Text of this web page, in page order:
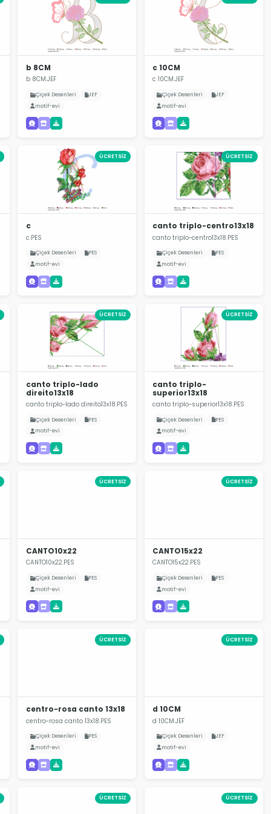
b 8CM
b 8CM.JEF
Çiçek Desenleri
JEF
motif-evi
c 10CM
c 10CM.JEF
Çiçek Desenleri
JEF
motif-evi
ÜCRETSİZ
c
c.PES
Çiçek Desenleri
PES
motif-evi
ÜCRETSİZ
canto triplo-centro13x18
canto triplo-centro13x18.PES
Çiçek Desenleri
PES
motif-evi
ÜCRETSİZ
canto triplo-lado
direito13x18
canto triplo-lado direito13x18.PES
Çiçek Desenleri
PES
motif-evi
ÜCRETSİZ
canto triplo-
superior13x18
canto triplo-superior13x18.PES
Çiçek Desenleri
PES
motif-evi
ÜCRETSİZ
CANTO10x22
CANTO10x22.PES
Çiçek Desenleri
PES
motif-evi
ÜCRETSİZ
CANTO15x22
CANTO15x22.PES
Çiçek Desenleri
PES
motif-evi
ÜCRETSİZ
centro-rosa canto 13x18
centro-rosa canto 13x18.PES
Çiçek Desenleri
PES
motif-evi
ÜCRETSİZ
d 10CM
d 10CM.JEF
Çiçek Desenleri
JEF
motif-evi
ÜCRETSİZ ÜCRETSİZ